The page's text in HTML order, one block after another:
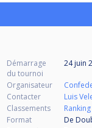
Démarrage
du tournoi
24 juin
Organisateur
Contacter
Luis
Classements
Format
De